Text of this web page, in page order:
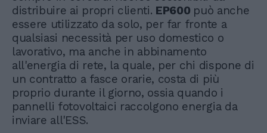
distribuire ai propri clienti. EP600 può anche
essere utilizzato da solo, per far fronte a
qualsiasi necessità per uso domestico o
lavorativo, ma anche in abbinamento
all'energia di rete, la quale, per chi dispone di
un contratto a fasce orarie, costa di più
proprio durante il giorno, ossia quando i
pannelli fotovoltaici raccolgono energia da
inviare all'ESS.